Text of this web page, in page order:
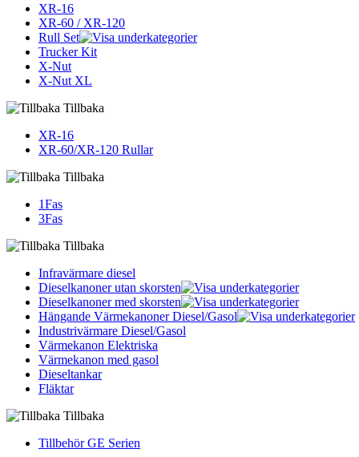
XR-16
XR-60 / XR-120
Rull Set
Trucker Kit
X-Nut
X-Nut XL
Tillbaka
XR-16
XR-60/XR-120 Rullar
Tillbaka
1Fas
3Fas
Tillbaka
Infravärmare diesel
Dieselkanoner utan skorsten
Dieselkanoner med skorsten
Hängande Värmekanoner Diesel/Gasol
Industrivärmare Diesel/Gasol
Värmekanon Elektriska
Värmekanon med gasol
Dieseltankar
Fläktar
Tillbaka
Tillbehör GE Serien